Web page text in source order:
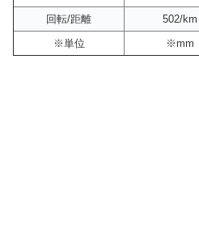
回転/距離
502/km
※単位
※mm